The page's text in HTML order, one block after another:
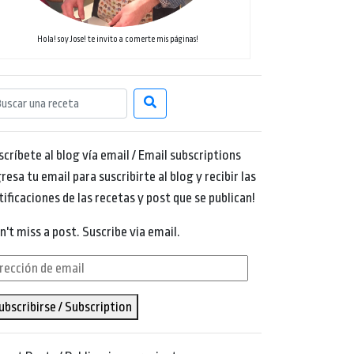
Hola! soy Jose! te invito a comerte mis páginas!
al blog vía email / Email subscriptions
tu email para suscribirte al blog y recibir las
de las recetas y post que se publican!
miss a post. Suscribe via email.
/ Subscription